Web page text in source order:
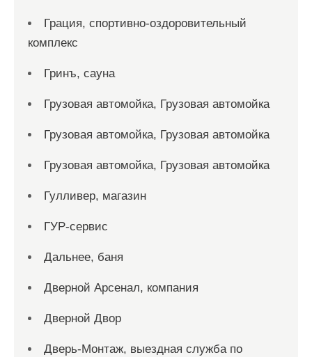
Грация, спортивно-оздоровительный
комплекс
Гринъ, сауна
Грузовая автомойка, Грузовая автомойка
Грузовая автомойка, Грузовая автомойка
Грузовая автомойка, Грузовая автомойка
Гулливер, магазин
ГУР-сервис
Дальнее, баня
Дверной Арсенал, компания
Дверной Двор
Дверь-Монтаж, выездная служба по